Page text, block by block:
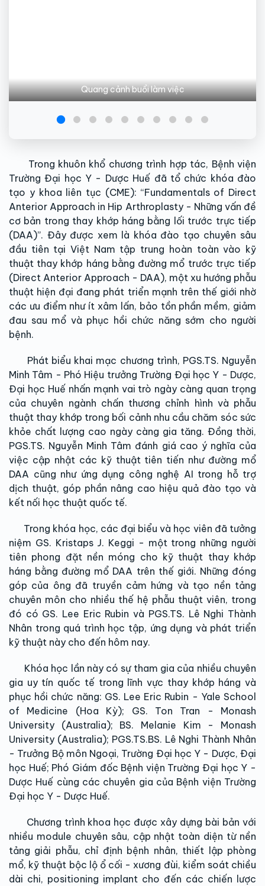
Quang cảnh buổi làm việc
Trong khuôn khổ chương trình hợp tác, Bệnh viện
Trường Đại học Y - Dược Huế đã tổ chức khóa đào
tạo y khoa liên tục (CME): “Fundamentals of Direct
Anterior Approach in Hip Arthroplasty - Những vấn đề
cơ bản trong thay khớp háng bằng lối trước trực tiếp
(DAA)”. Đây được xem là khóa đào tạo chuyên sâu
đầu tiên tại Việt Nam tập trung hoàn toàn vào kỹ
thuật thay khớp háng bằng đường mổ trước trực tiếp
(Direct Anterior Approach - DAA), một xu hướng phẫu
thuật hiện đại đang phát triển mạnh trên thế giới nhờ
các ưu điểm như ít xâm lấn, bảo tồn phần mềm, giảm
đau sau mổ và phục hồi chức năng sớm cho người
bệnh.
Phát biểu khai mạc chương trình, PGS.TS. Nguyễn
Minh Tâm - Phó Hiệu trưởng Trường Đại học Y - Dược,
Đại học Huế nhấn mạnh vai trò ngày càng quan trọng
của chuyên ngành chấn thương chỉnh hình và phẫu
thuật thay khớp trong bối cảnh nhu cầu chăm sóc sức
khỏe chất lượng cao ngày càng gia tăng. Đồng thời,
PGS.TS. Nguyễn Minh Tâm đánh giá cao ý nghĩa của
việc cập nhật các kỹ thuật tiên tiến như đường mổ
DAA cũng như ứng dụng công nghệ AI trong hỗ trợ
dịch thuật, góp phần nâng cao hiệu quả đào tạo và
kết nối học thuật quốc tế.
Trong khóa học, các đại biểu và học viên đã tưởng
niệm GS. Kristaps J. Keggi - một trong những người
tiên phong đặt nền móng cho kỹ thuật thay khớp
háng bằng đường mổ DAA trên thế giới. Những đóng
góp của ông đã truyền cảm hứng và tạo nền tảng
chuyên môn cho nhiều thế hệ phẫu thuật viên, trong
đó có GS. Lee Eric Rubin và PGS.TS. Lê Nghi Thành
Nhân trong quá trình học tập, ứng dụng và phát triển
kỹ thuật này cho đến hôm nay.
Khóa học lần này có sự tham gia của nhiều chuyên
gia uy tín quốc tế trong lĩnh vực thay khớp háng và
phục hồi chức năng: GS. Lee Eric Rubin - Yale School
of Medicine (Hoa Kỳ); GS. Ton Tran - Monash
University (Australia); BS. Melanie Kim - Monash
University (Australia); PGS.TS.BS. Lê Nghi Thành Nhân
- Trưởng Bộ môn Ngoại, Trường Đại học Y - Dược, Đại
học Huế; Phó Giám đốc Bệnh viện Trường Đại học Y -
Dược Huế cùng các chuyên gia của Bệnh viện Trường
Đại học Y - Dược Huế.
Chương trình khoa học được xây dựng bài bản với
nhiều module chuyên sâu, cập nhật toàn diện từ nền
tảng giải phẫu, chỉ định bệnh nhân, thiết lập phòng
mổ, kỹ thuật bộc lộ ổ cối - xương đùi, kiểm soát chiều
dài chi, positioning implant cho đến các chiến lược